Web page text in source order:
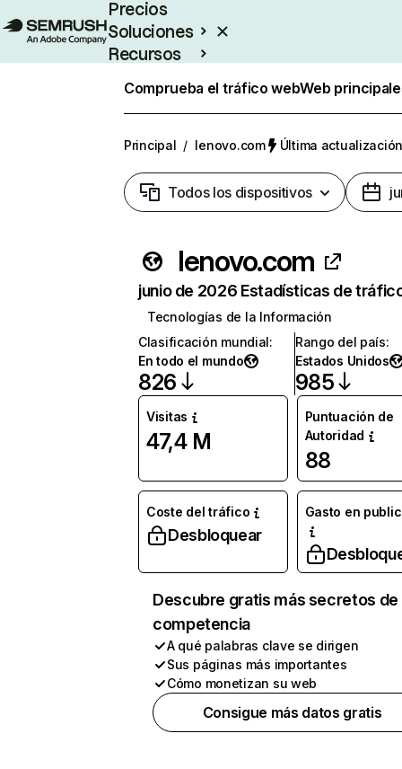
Precios
Soluciones
Recursos
Comprueba el tráfico webWeb
Principal / lenovo.com Última
Todos los dispositivos
lenovo.com
junio de 2026 Estadísticas de
Tecnologías de la Información
Clasificación mundial:
En todo el mundo
826
Rango del país:
Estados Unidos
985
Visitas
47,4 M
Puntuación de
Autoridad
88
Coste del tráfico
Desbloquear
Gasto en
Descubre gratis más secretos de
competencia
A qué palabras clave se dirigen
Sus páginas más importantes
Cómo monetizan su web
Consigue más datos gratis